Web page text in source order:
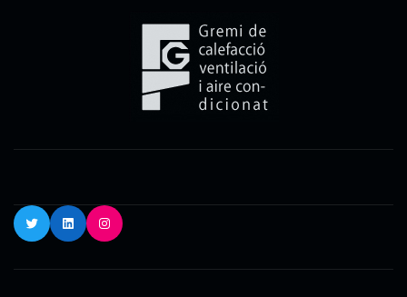
TwitterLinkedInInstagram